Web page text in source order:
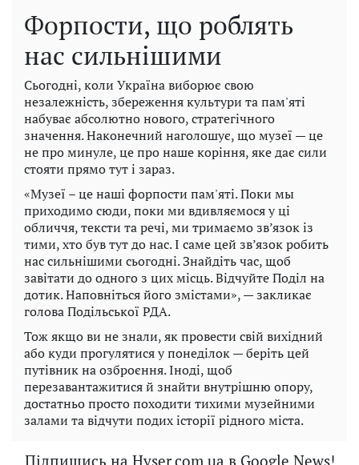
Форпости, що роблять
нас сильнішими
Сьогодні, коли Україна виборює свою
незалежність, збереження культури та пам'яті
набуває абсолютно нового, стратегічного
значення. Наконечний наголошує, що музеї — це
не про минуле, це про наше коріння, яке дає сили
стояти прямо тут і зараз.
«Музеї – це наші форпости пам'яті. Поки мы
приходимо сюди, поки ми вдивляємося у ці
обличчя, тексти та речі, ми тримаємо зв’язок із
тими, хто був тут до нас. І саме цей зв’язок робить
нас сильнішими сьогодні. Знайдіть час, щоб
завітати до одного з цих місць. Відчуйте Поділ на
дотик. Наповніться його змістами», — закликає
голова Подільської РДА.
Тож якщо ви не знали, як провести свій вихідний
або куди прогулятися у понеділок — беріть цей
путівник на озброєння. Іноді, щоб
перезавантажитися й знайти внутрішню опору,
достатньо просто походити тихими музейними
залами та відчути подих історії рідного міста.
Підпишись на Hyser.com.ua в Google News!